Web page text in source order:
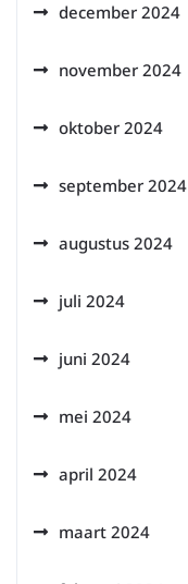
december 2024
november 2024
oktober 2024
september 2024
augustus 2024
juli 2024
juni 2024
mei 2024
april 2024
maart 2024